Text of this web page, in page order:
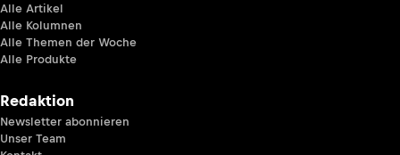
Alle Artikel
Alle Kolumnen
Alle Themen der Woche
Alle Produkte
Redaktion
Newsletter abonnieren
Unser Team